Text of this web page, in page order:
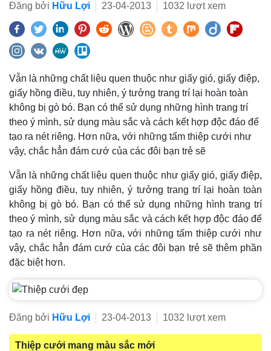
Đăng bởi Hữu Lợi 23-04-2013 1032 lượt xem
Vẫn là những chất liệu quen thuộc như giấy gió, giấy điệp,
giấy hồng điều, tuy nhiên, ý tưởng trang trí lại hoàn toàn
không bị gò bó. Bạn có thể sử dụng những hình trang trí
theo ý mình, sử dụng màu sắc và cách kết hợp độc đáo để
tạo ra nét riêng. Hơn nữa, với những tấm thiệp cưới như
vậy, chắc hẳn đám cướ của các đôi bạn trẻ sẽ
Vẫn là những chất liệu quen thuộc như giấy gió, giấy điệp,
giấy hồng điều, tuy nhiên, ý tưởng trang trí lại hoàn toàn
không bị gò bó. Bạn có thể sử dụng những hình trang trí
theo ý mình, sử dụng màu sắc và cách kết hợp độc đáo để
tạo ra nét riêng. Hơn nữa, với những tấm thiệp cưới như
vậy, chắc hẳn đám cướ của các đôi bạn trẻ sẽ thêm phần
đặc biệt hơn.
Đăng bởi Hữu Lợi 23-04-2013 1032 lượt xem
Thiệp cưới mang màu sắc mới